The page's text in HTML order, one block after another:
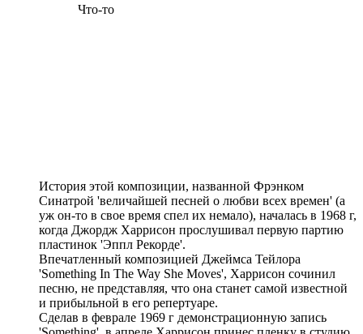
Что-то
История этой композиции, названной Фрэнком
Синатрой 'величайшей песней о любви всех времен' (а
уж он-то в свое время спел их немало), началась в 1968 г,
когда Джордж Харрисон прослушивал первую партию
пластинок 'Эппл Рекорде'.
Впечатленный композицией Джеймса Тейлора
'Something In The Way She Moves', Харрисон сочинил
песню, не представляя, что она станет самой известной
и прибыльной в его репертуаре.
Сделав в феврале 1969 г демонстрационную запись